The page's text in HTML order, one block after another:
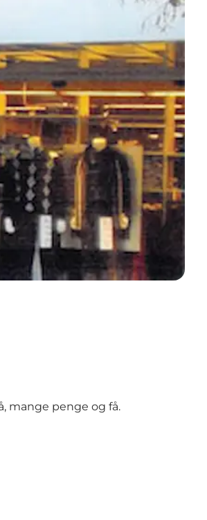
mange penge og få.